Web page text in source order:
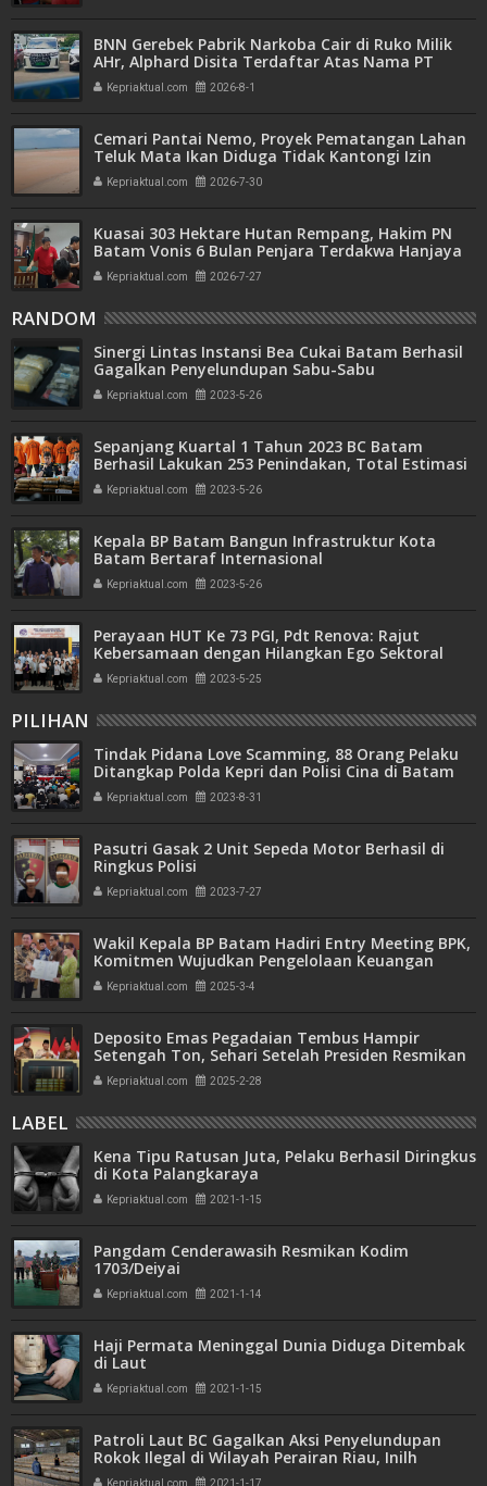
BNN Gerebek Pabrik Narkoba Cair di Ruko Milik
AHr, Alphard Disita Terdaftar Atas Nama PT
Mitra Usaha Properti
Kepriaktual.com 2026-8-1
Cemari Pantai Nemo, Proyek Pematangan Lahan
Teluk Mata Ikan Diduga Tidak Kantongi Izin
Amdal
Kepriaktual.com 2026-7-30
Kuasai 303 Hektare Hutan Rempang, Hakim PN
Batam Vonis 6 Bulan Penjara Terdakwa Hanjaya
Kepriaktual.com 2026-7-27
RANDOM
Sinergi Lintas Instansi Bea Cukai Batam Berhasil
Gagalkan Penyelundupan Sabu-Sabu
Kepriaktual.com 2023-5-26
Sepanjang Kuartal 1 Tahun 2023 BC Batam
Berhasil Lakukan 253 Penindakan, Total Estimasi
Nilai Barang Sebesar Rp30,8 Miliar
Kepriaktual.com 2023-5-26
Kepala BP Batam Bangun Infrastruktur Kota
Batam Bertaraf Internasional
Kepriaktual.com 2023-5-26
Perayaan HUT Ke 73 PGI, Pdt Renova: Rajut
Kebersamaan dengan Hilangkan Ego Sektoral
Kepriaktual.com 2023-5-25
PILIHAN
Tindak Pidana Love Scamming, 88 Orang Pelaku
Ditangkap Polda Kepri dan Polisi Cina di Batam
Kepriaktual.com 2023-8-31
Pasutri Gasak 2 Unit Sepeda Motor Berhasil di
Ringkus Polisi
Kepriaktual.com 2023-7-27
Wakil Kepala BP Batam Hadiri Entry Meeting BPK,
Komitmen Wujudkan Pengelolaan Keuangan
Transparan dan Akuntabel
Kepriaktual.com 2025-3-4
Deposito Emas Pegadaian Tembus Hampir
Setengah Ton, Sehari Setelah Presiden Resmikan
Bank Emas
Kepriaktual.com 2025-2-28
LABEL
Kena Tipu Ratusan Juta, Pelaku Berhasil Diringkus
di Kota Palangkaraya
Kepriaktual.com 2021-1-15
Pangdam Cenderawasih Resmikan Kodim
1703/Deiyai
Kepriaktual.com 2021-1-14
Haji Permata Meninggal Dunia Diduga Ditembak
di Laut
Kepriaktual.com 2021-1-15
Patroli Laut BC Gagalkan Aksi Penyelundupan
Rokok Ilegal di Wilayah Perairan Riau, Inilh
Kronologisnya
Kepriaktual.com 2021-1-17